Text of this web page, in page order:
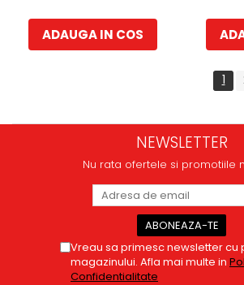
ADAUGA IN COS
1
NEWSLETTER
Nu rata ofertele si promotiile
Vreau sa primesc newsletter cu
magazinului. Afla mai multe in
Confidentialitate